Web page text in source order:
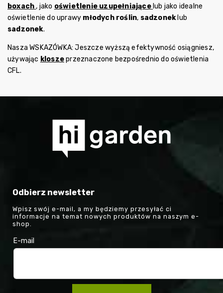
boxach , jako oświetlenie uzupełniające lub jako idealne
oświetlenie do uprawy młodych roślin, sadzoneklub
sadzonek.
Nasza WSKAZÓWKA: Jeszcze wyższą efektywność osiągniesz,
używając kloszeprzeznaczone bezpośrednio do oświetlenia
CFL.
Odbierz newsletter
Wpisz swój e-mail, a my będziemy przesyłać ci
informacje na temat nowych produktów na naszym e-
shop.
E-mail